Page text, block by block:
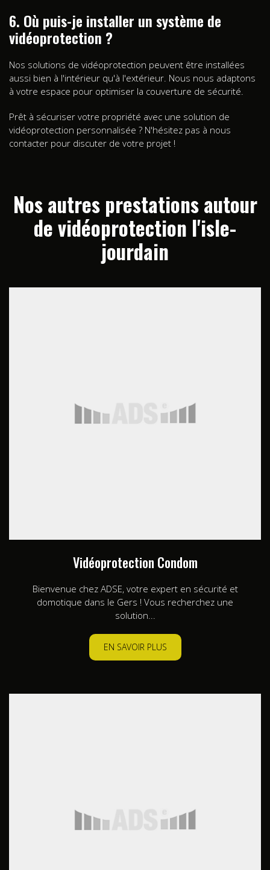
6. Où puis-je installer un système de
vidéoprotection ?
Nos solutions de vidéoprotection peuvent être installées
aussi bien à l'intérieur qu'à l'extérieur. Nous nous adaptons
à votre espace pour optimiser la couverture de sécurité.
Prêt à sécuriser votre propriété avec une solution de
vidéoprotection personnalisée ? N'hésitez pas à nous
contacter pour discuter de votre projet !
Nos autres prestations autour
de vidéoprotection l'isle-
jourdain
Vidéoprotection Condom
Bienvenue chez ADSE, votre expert en sécurité et
domotique dans le Gers ! Vous recherchez une
solution...
EN SAVOIR PLUS